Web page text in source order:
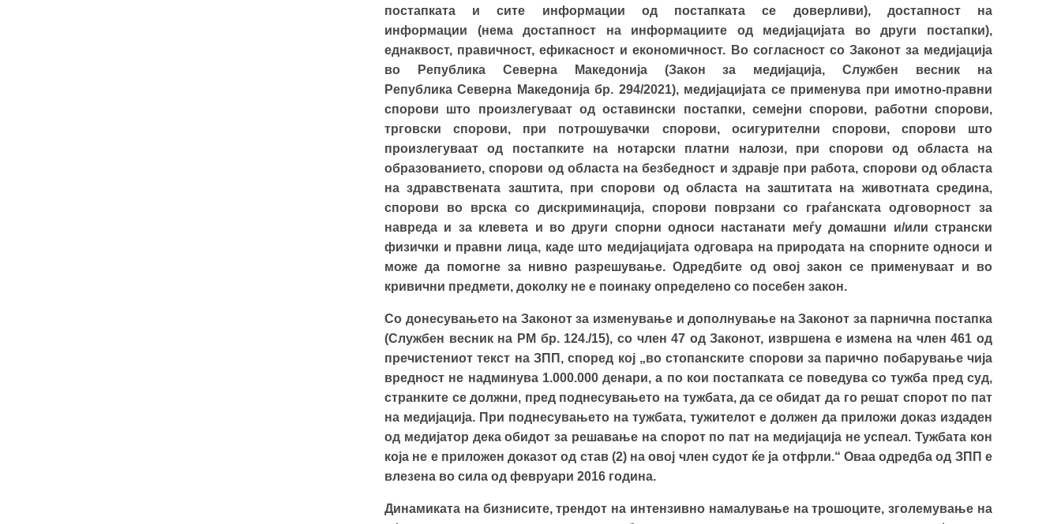
постапката и сите информации од постапката се доверливи),достапност на
информации (нема достапност на информациите од медијацијата во други постапки),
еднаквост, правичност, ефикасност и економичност. Во согласност со Законот за медијација
во Република Северна Македонија (Закон за медијација, Службен весник на
Република Северна Мaкедонија бр. 294/2021), медијацијата се применува при имотно-правни
спорови што произлегуваат од оставински постапки, семејни спорови, работни спорови,
трговски спорови, при потрошувачки спорови, осигурителни спорови, спорови што
произлегуваат од постапките на нотарски платни налози, при спорови од областа на
образованието, спорови од областа на безбедност и здравје при работа, спорови од областа
на здравствената заштита, при спорови од областа на заштитата на животната средина,
спорови во врска со дискриминација, спорови поврзани со граѓанската одговорност за
навреда и за клевета и во други спорни односи настанати меѓу домашни и/или странски
физички и правни лица, каде што медијацијата одговара на природата на спорните односи и
може да помогне за нивно разрешување. Одредбите од овој закон се применуваат и во
кривични предмети, доколку не е поинаку определено со посебен закон.
Со донесувањето на Законот за изменување и дополнување на Законот за парнична постапка
(Службен весник на РМ бр. 124./15), со член 47 од Законот, извршена е измена на член 461 од
пречистениот текст на ЗПП, според кој „во стопанските спорови за парично побарување чија
вредност не надминува 1.000.000 денари, а по кои постапката се поведува со тужба пред суд,
странките се должни, пред поднесувањето на тужбата, да се обидат да го решат спорот по пат
на медијација. При поднесувањето на тужбата, тужителот е должен да приложи доказ издаден
од медијатор дека обидот за решавање на спорот по пат на медијација не успеал. Тужбата кон
која не е приложен доказот од став (2) на овој член судот ќе ја отфрли.“ Оваа одредба од ЗПП е
влезена во сила од февруари 2016 година.
Динамиката на бизнисите, трендот на интензивно намалување на трошоците, зголемување на